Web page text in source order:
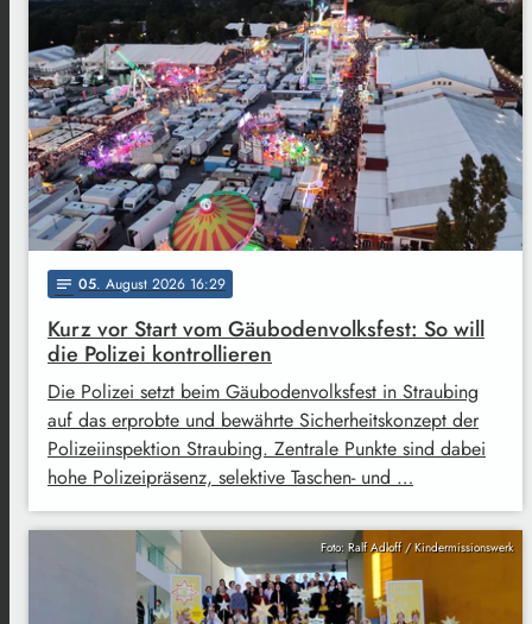
notes 05. August 2026 16:29
Kurz vor Start vom Gäubodenvolksfest: So will
die Polizei kontrollieren
Die Polizei setzt beim Gäubodenvolksfest in Straubing
auf das erprobte und bewährte Sicherheitskonzept der
Polizeiinspektion Straubing. Zentrale Punkte sind dabei
hohe Polizeipräsenz, selektive Taschen- und …
Foto: Ralf Adloff / Kindermissionswerk